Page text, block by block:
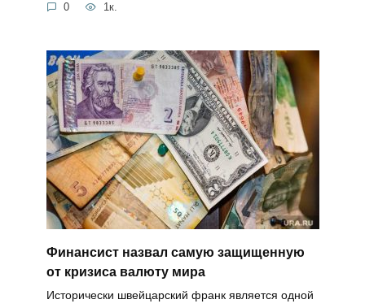
0 1к.
Финансист назвал самую защищенную
от кризиса валюту мира
Исторически швейцарский франк является одной